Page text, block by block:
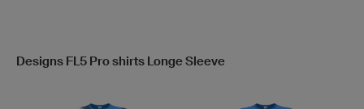
Designs FL5 Pro shirts Longe Sleeve